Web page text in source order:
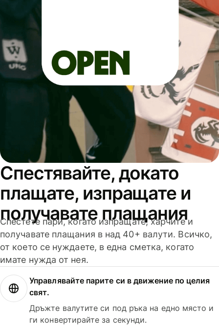
Спестявайте, докато
плащате, изпращате и
получавате плащания
Спестете пари, когато изпращате, харчите и
получавате плащания в над 40+ валути. Всичко,
от което се нуждаете, в една сметка, когато
имате нужда от нея.
Управлявайте парите си в движение по целия
свят.
Дръжте валутите си под ръка на едно място и
ги конвертирайте за секунди.